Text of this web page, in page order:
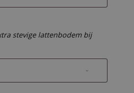
stevige lattenbodem bij